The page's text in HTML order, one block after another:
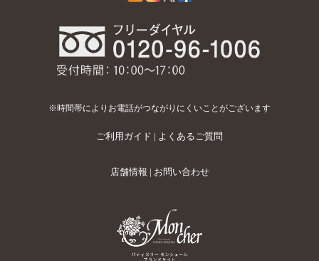
※時間帯によりお電話がつながりにくいことがございます
ご利用ガイド | よくあるご質問
店舗情報 | お問い合わせ